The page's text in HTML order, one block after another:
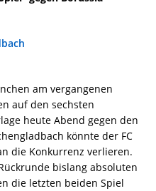
am vergangenen
auf den sechsten
heute Abend gegen den
könnte der FC
die Konkurrenz verlieren.
bislang absoluten
die letzten beiden Spiel